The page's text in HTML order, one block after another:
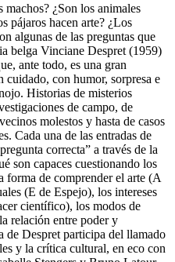
¿Son los animales
pájaros hacen arte? ¿Los
algunas de las preguntas que
belga Vinciane Despret (1959)
ante todo, es una gran
cuidado, con humor, sorpresa e
Historias de misterios
de campo, de
molestos y hasta de casos
Cada una de las entradas de
correcta” a través de la
son capaces cuestionando los
forma de comprender el arte (A
(E de Espejo), los intereses
científico), los modos de
relación entre poder y
Despret participa del llamado
y la crítica cultural, en eco con